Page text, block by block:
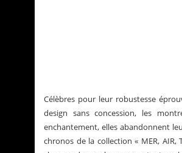
Célèbres pour leur robustesse
design sans concession, les
enchantement, elles abandonnent
chronos de la collection « MER, AIR,